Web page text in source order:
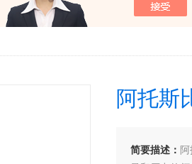
阿托斯
简要描述：